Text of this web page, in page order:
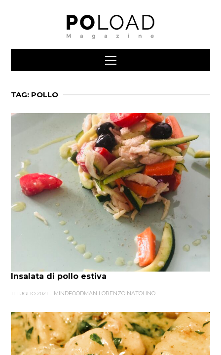
TAG: POLLO
Insalata di pollo estiva
11 LUGLIO 2021 MINDFOODMAN LORENZO NATOLINO